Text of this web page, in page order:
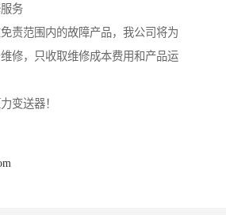
务
责范围内的故障产品，我公司将为
修，只收取维修成本费用和产品运
变送器！